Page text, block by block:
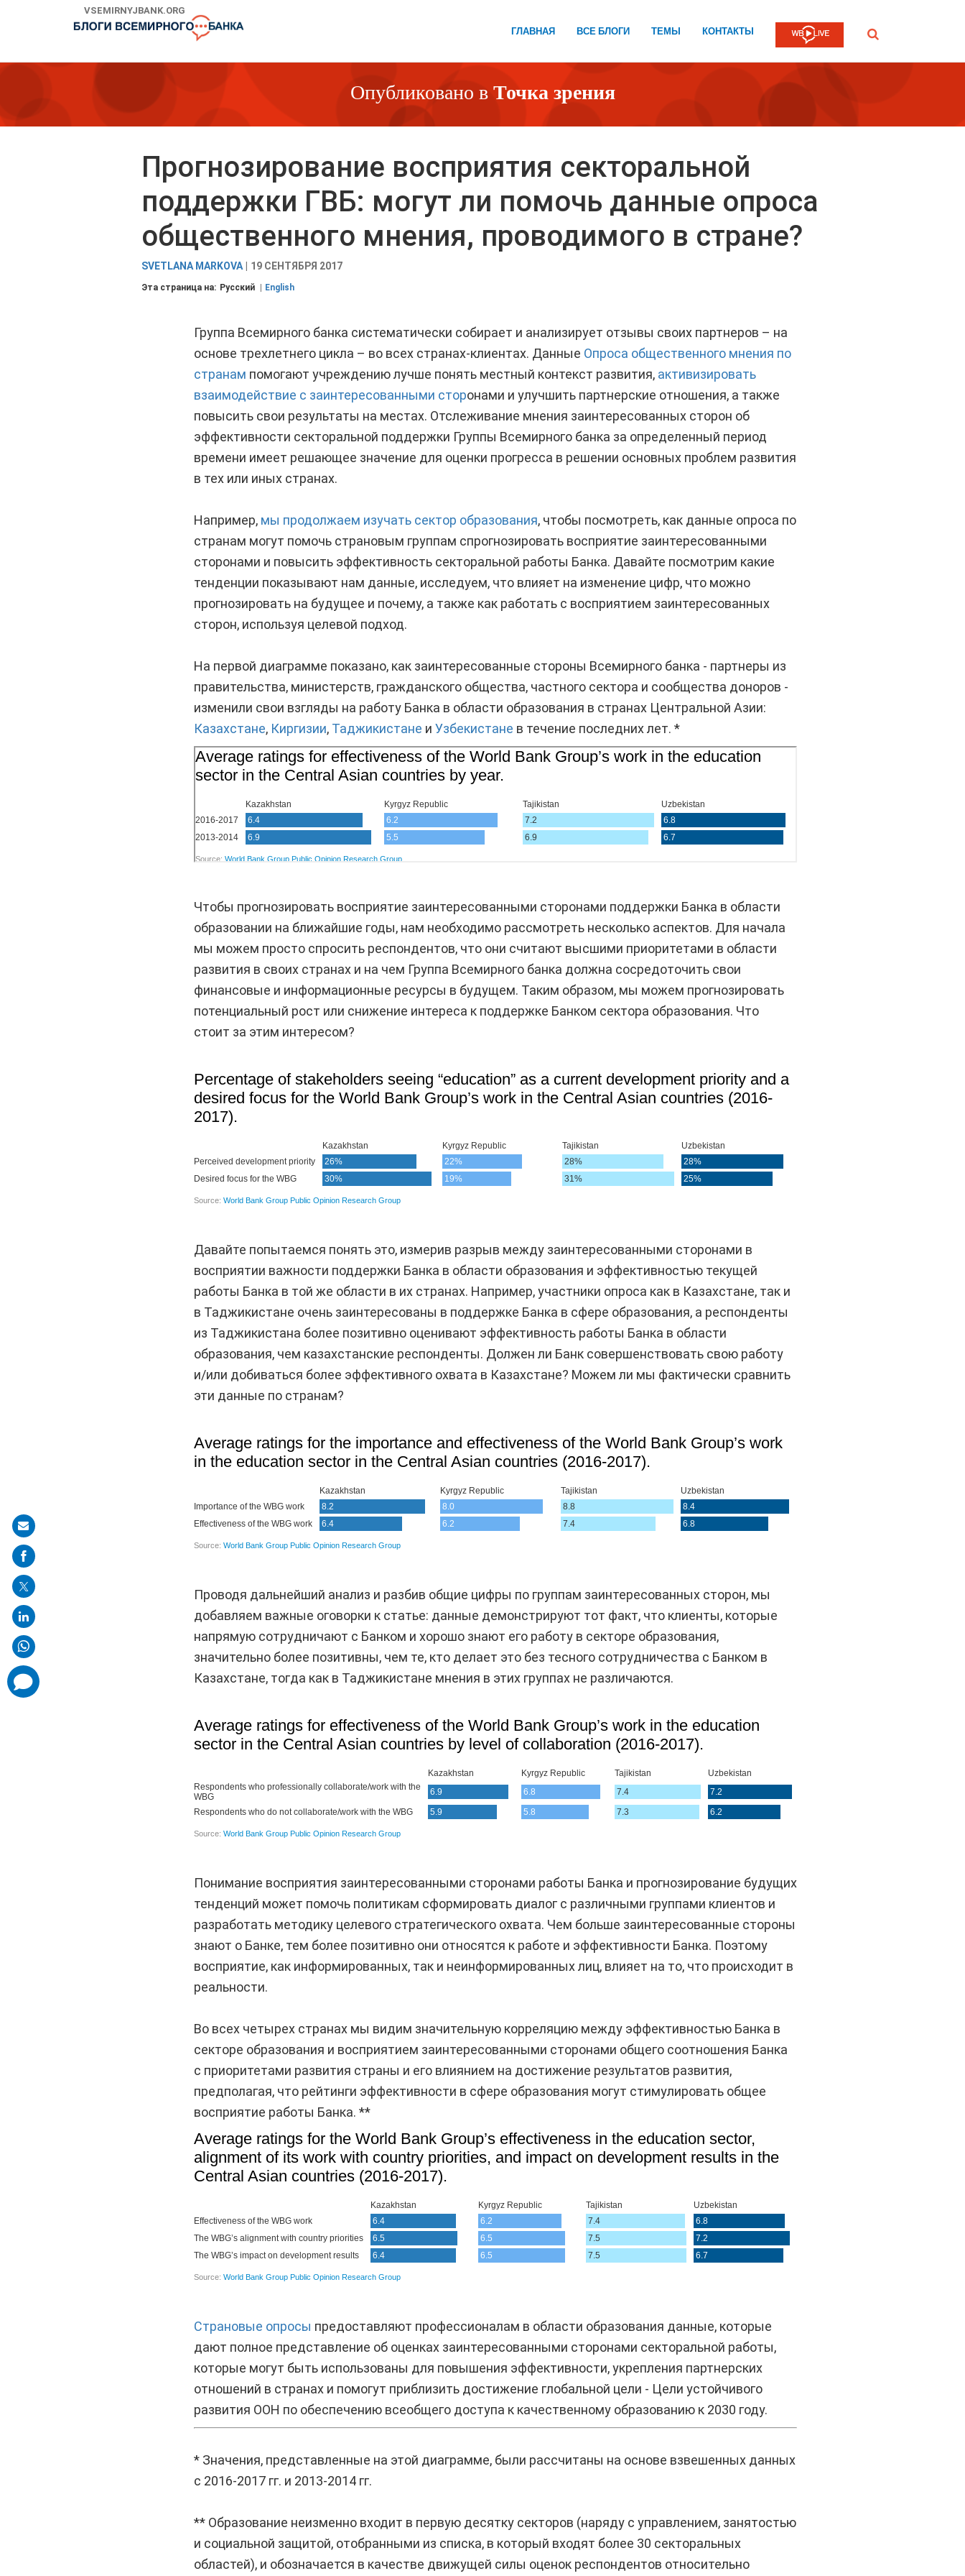
VSEMIRNYJBANK.ORG
ГЛАВНАЯ ВСЕ БЛОГИ ТЕМЫ КОНТАКТЫ Submit
Опубликовано в Точка зрения
Прогнозирование восприятия секторальной
поддержки ГВБ: могут ли помочь данные опроса
общественного мнения, проводимого в стране?
SVETLANA MARKOVA 19 СЕНТЯБРЯ 2017
Эта страница на: Русский English
Группа Всемирного банка систематически собирает и анализирует отзывы своих партнеров – на
основе трехлетнего цикла – во всех странах-клиентах. Данные Опроса общественного мнения по
странам помогают учреждению лучше понять местный контекст развития, активизировать
взаимодействие с заинтересованными сторонами и улучшить партнерские отношения, а также
повысить свои результаты на местах. Отслеживание мнения заинтересованных сторон об
эффективности секторальной поддержки Группы Всемирного банка за определенный период
времени имеет решающее значение для оценки прогресса в решении основных проблем развития
в тех или иных странах.
Например, мы продолжаем изучать сектор образования, чтобы посмотреть, как данные опроса по
странам могут помочь страновым группам спрогнозировать восприятие заинтересованными
сторонами и повысить эффективность секторальной работы Банка. Давайте посмотрим какие
тенденции показывают нам данные, исследуем, что влияет на изменение цифр, что можно
прогнозировать на будущее и почему, а также как работать с восприятием заинтересованных
сторон, используя целевой подход.
На первой диаграмме показано, как заинтересованные стороны Всемирного банка - партнеры из
правительства, министерств, гражданского общества, частного сектора и сообщества доноров -
изменили свои взгляды на работу Банка в области образования в странах Центральной Азии:
Казахстане, Киргизии, Таджикистане и Узбекистане в течение последних лет. *
Чтобы прогнозировать восприятие заинтересованными сторонами поддержки Банка в области
образовании на ближайшие годы, нам необходимо рассмотреть несколько аспектов. Для начала
мы можем просто спросить респондентов, что они считают высшими приоритетами в области
развития в своих странах и на чем Группа Всемирного банка должна сосредоточить свои
финансовые и информационные ресурсы в будущем. Таким образом, мы можем прогнозировать
потенциальный рост или снижение интереса к поддержке Банком сектора образования. Что
стоит за этим интересом?
Давайте попытаемся понять это, измерив разрыв между заинтересованными сторонами в
восприятии важности поддержки Банка в области образования и эффективностью текущей
работы Банка в той же области в их странах. Например, участники опроса как в Казахстане, так и
в Таджикистане очень заинтересованы в поддержке Банка в сфере образования, а респонденты
из Таджикистана более позитивно оценивают эффективность работы Банка в области
образования, чем казахстанские респонденты. Должен ли Банк совершенствовать свою работу
и/или добиваться более эффективного охвата в Казахстане? Можем ли мы фактически сравнить
эти данные по странам?
Проводя дальнейший анализ и разбив общие цифры по группам заинтересованных сторон, мы
добавляем важные оговорки к статье: данные демонстрируют тот факт, что клиенты, которые
напрямую сотрудничают с Банком и хорошо знают его работу в секторе образования,
значительно более позитивны, чем те, кто делает это без тесного сотрудничества с Банком в
Казахстане, тогда как в Таджикистане мнения в этих группах не различаются.
Понимание восприятия заинтересованными сторонами работы Банка и прогнозирование будущих
тенденций может помочь политикам сформировать диалог с различными группами клиентов и
разработать методику целевого стратегического охвата. Чем больше заинтересованные стороны
знают о Банке, тем более позитивно они относятся к работе и эффективности Банка. Поэтому
восприятие, как информированных, так и неинформированных лиц, влияет на то, что происходит в
реальности.
Во всех четырех странах мы видим значительную корреляцию между эффективностью Банка в
секторе образования и восприятием заинтересованными сторонами общего соотношения Банка
с приоритетами развития страны и его влиянием на достижение результатов развития,
предполагая, что рейтинги эффективности в сфере образования могут стимулировать общее
восприятие работы Банка. **
Страновые опросы предоставляют профессионалам в области образования данные, которые
дают полное представление об оценках заинтересованными сторонами секторальной работы,
которые могут быть использованы для повышения эффективности, укрепления партнерских
отношений в странах и помогут приблизить достижение глобальной цели - Цели устойчивого
развития ООН по обеспечению всеобщего доступа к качественному образованию к 2030 году.
* Значения, представленные на этой диаграмме, были рассчитаны на основе взвешенных данных
с 2016-2017 гг. и 2013-2014 гг.
** Образование неизменно входит в первую десятку секторов (наряду с управлением, занятостью
и социальной защитой, отобранными из списка, в который входят более 30 секторальных
областей), и обозначается в качестве движущей силы оценок респондентов относительно
Share
on
mail
comments
added